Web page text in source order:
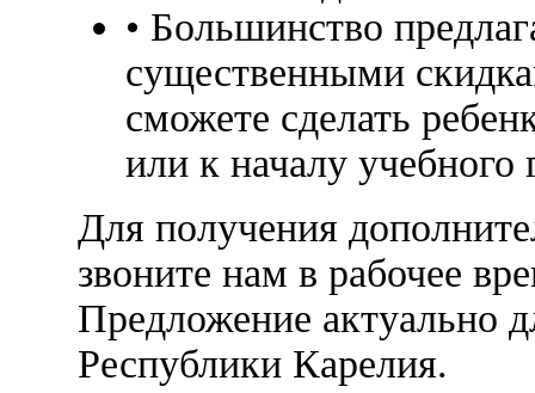
• Большинство
существенными
сможете сделать
или к началу
Для получения
звоните нам в рабочее
Предложение актуально
Республики Карелия.